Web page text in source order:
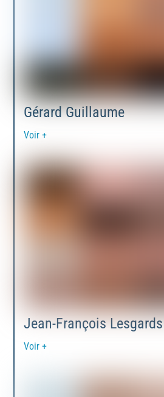
Gérard Guillaume
Voir +
Jean-François Lesgards
Voir +